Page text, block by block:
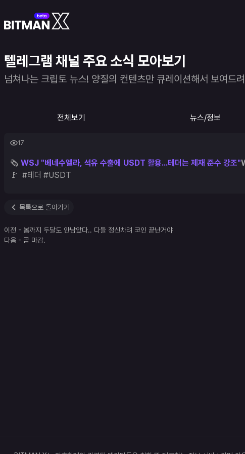
텔레그램 채널 주요 소식 모아보기
넘쳐나는 크립토 뉴스! 양질의 컨텐츠만 큐레이션해서 보여드
전체보기 뉴스/정보
17
🗞 WSJ "베네수엘라, 석유 수출에 USDT 활용...테더는 제재 준수 강조"
🚩  #테더 #USDT
목록으로 돌아가기
이전 - 봄까지 두달도 안남았다.. 다들 정신차려 코인 끝난거야
다음 - 곧 마감.